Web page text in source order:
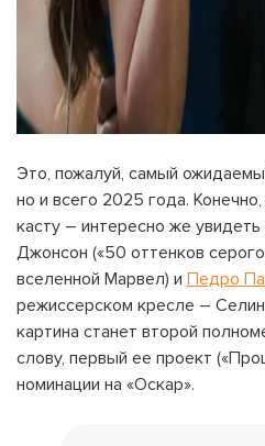
Это, пожалуй, самый
но и всего 2025 года.
касту – интересно же
Джонсон («50 оттенков
вселенной Марвел) и Педро
режиссерском кресле –
картина станет второй
слову, первый ее проект
номинации на «Оскар».